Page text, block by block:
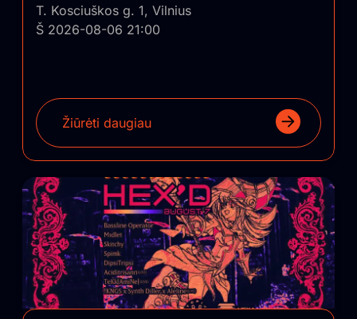
T. Kosciuškos g. 1, Vilnius
Š 2026-08-06 21:00
Žiūrėti daugiau